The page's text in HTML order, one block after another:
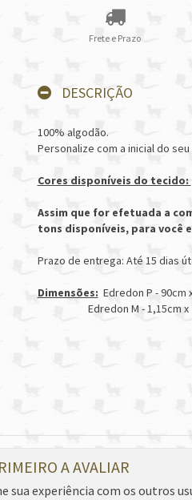
Frete e Prazo
DESCRIÇÃO
100% algodão.
Personalize com a inicial do seu
Cores disponíveis do tecido:
Assim que for efetuada a
tons disponíveis, para você
Prazo de entrega: Até 15 dias
Dimensões: Edredon P - 90cm
Edredon M - 1,15cm x
A AVALIAR
sua experiência com os outros